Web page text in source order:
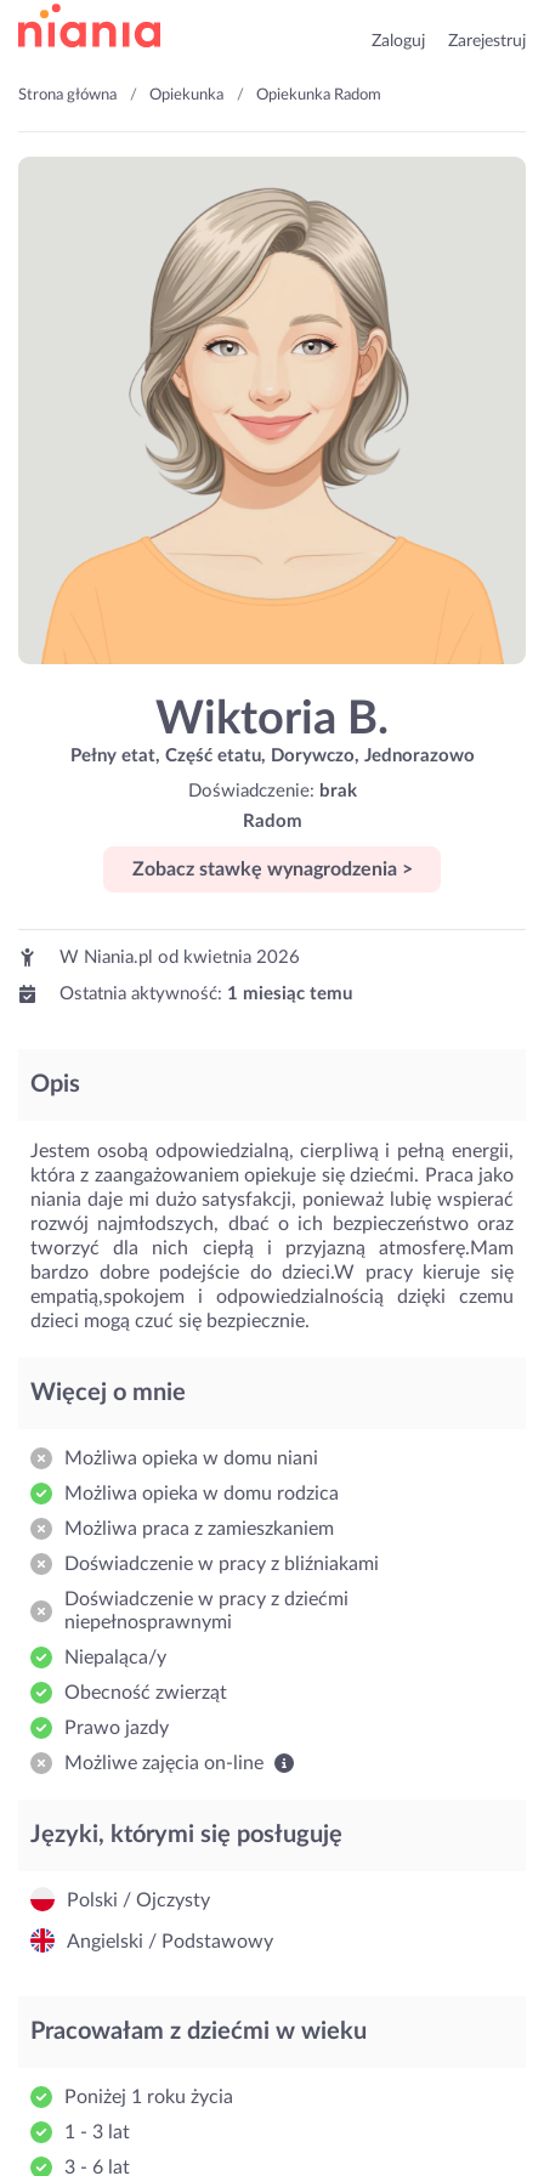
Zaloguj Zarejestruj
Strona główna Opiekunka Opiekunka Radom
Wiktoria B.
Pełny etat, Część etatu, Dorywczo, Jednorazowo
Doświadczenie: brak
Radom
Zobacz stawkę wynagrodzenia >
W Niania.pl od kwietnia 2026
Ostatnia aktywność: 1 miesiąc temu
Opis
Jestem osobą odpowiedzialną, cierpliwą i pełną energii,
która z zaangażowaniem opiekuje się dziećmi. Praca jako
niania daje mi dużo satysfakcji, ponieważ lubię wspierać
rozwój najmłodszych, dbać o ich bezpieczeństwo oraz
tworzyć dla nich ciepłą i przyjazną atmosferę.Mam
bardzo dobre podejście do dzieci.W pracy kieruje się
empatią,spokojem i odpowiedzialnością dzięki czemu
dzieci mogą czuć się bezpiecznie.
Więcej o mnie
Możliwa opieka w domu niani
Możliwa opieka w domu rodzica
Możliwa praca z zamieszkaniem
Doświadczenie w pracy z bliźniakami
Doświadczenie w pracy z dziećmi
niepełnosprawnymi
Niepaląca/y
Obecność zwierząt
Prawo jazdy
Możliwe zajęcia on-line
Języki, którymi się posługuję
Polski / Ojczysty
Angielski / Podstawowy
Pracowałam z dziećmi w wieku
Poniżej 1 roku życia
1 - 3 lat
3 - 6 lat